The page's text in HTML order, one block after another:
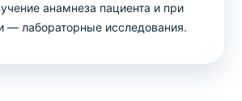
анамнеза пациента и при
— лабораторные исследования.